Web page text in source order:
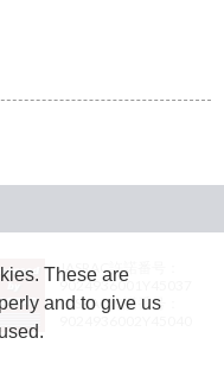
JASRAC許諾番号：
9024936001Y45037
JASRAC許諾番号：
These are
and to give us